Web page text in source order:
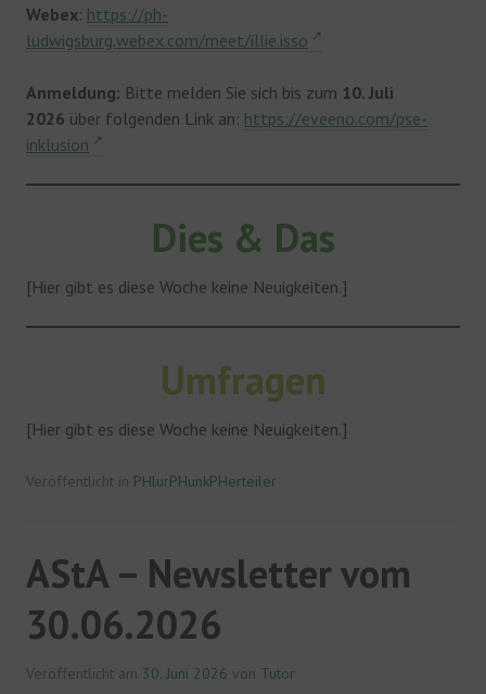
Webex: https://ph-
ludwigsburg.webex.com/meet/illie.isso
Anmeldung: Bitte melden Sie sich bis zum 10. Juli
2026 über folgenden Link an: https://eveeno.com/pse-
inklusion
Dies & Das
[Hier gibt es diese Woche keine Neuigkeiten.]
Umfragen
[Hier gibt es diese Woche keine Neuigkeiten.]
Veröffentlicht in PHlurPHunkPHerteiler
AStA – Newsletter vom
30.06.2026
Veröffentlicht am 30. Juni 2026 von Tutor